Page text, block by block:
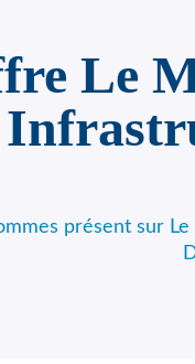
Le
présent sur